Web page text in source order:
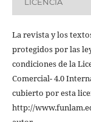
LICENCIA
La revista y los
protegidos por las
condiciones de la
Comercial- 4.0
cubierto por esta
http://